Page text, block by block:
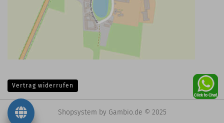
Vertrag widerrufen
Shopsystem by Gambio.de © 2025